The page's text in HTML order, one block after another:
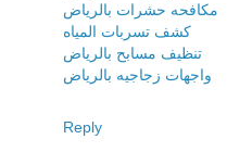
مكافحه حشرات بالرياض
كشف تسربات المياه
تنظيف مسابح بالرياض
واجهات زجاجيه بالرياض
Reply